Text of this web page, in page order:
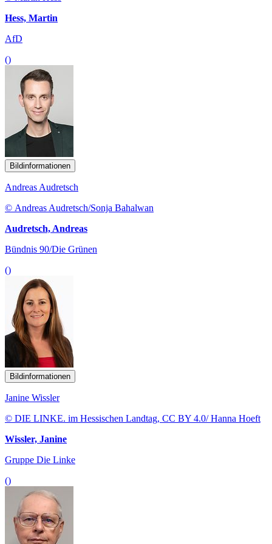
Hess, Martin
AfD
()
Bildinformationen
Andreas Audretsch
© Andreas Audretsch/Sonja Bahalwan
Audretsch, Andreas
Bündnis 90/Die Grünen
()
Bildinformationen
Janine Wissler
© DIE LINKE. im Hessischen Landtag, CC BY 4.0/ Hanna Hoeft
Wissler, Janine
Gruppe Die Linke
()